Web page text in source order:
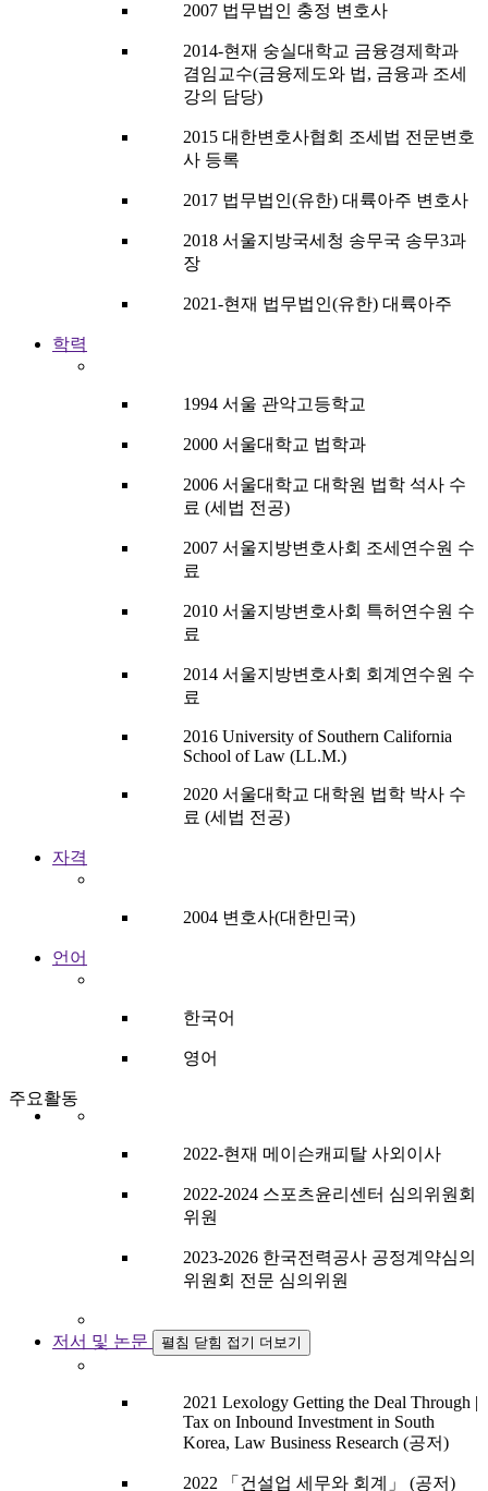
2007 법무법인 충정 변호사
2014-현재 숭실대학교 금융경제학과
겸임교수(금융제도와 법, 금융과 조세
강의 담당)
2015 대한변호사협회 조세법 전문변호
사 등록
2017 법무법인(유한) 대륙아주 변호사
2018 서울지방국세청 송무국 송무3과
장
2021-현재 법무법인(유한) 대륙아주
학력
1994 서울 관악고등학교
2000 서울대학교 법학과
2006 서울대학교 대학원 법학 석사 수
료 (세법 전공)
2007 서울지방변호사회 조세연수원 수
료
2010 서울지방변호사회 특허연수원 수
료
2014 서울지방변호사회 회계연수원 수
료
2016 University of Southern California
School of Law (LL.M.)
2020 서울대학교 대학원 법학 박사 수
료 (세법 전공)
자격
2004 변호사(대한민국)
언어
한국어
영어
주요활동
2022-현재 메이슨캐피탈 사외이사
2022-2024 스포츠윤리센터 심의위원회
위원
2023-2026 한국전력공사 공정계약심의
위원회 전문 심의위원
저서 및 논문 펼침 닫힘 접기 더보기
2021 Lexology Getting the Deal Through |
Tax on Inbound Investment in South
Korea, Law Business Research (공저)
2022 「건설업 세무와 회계」 (공저)